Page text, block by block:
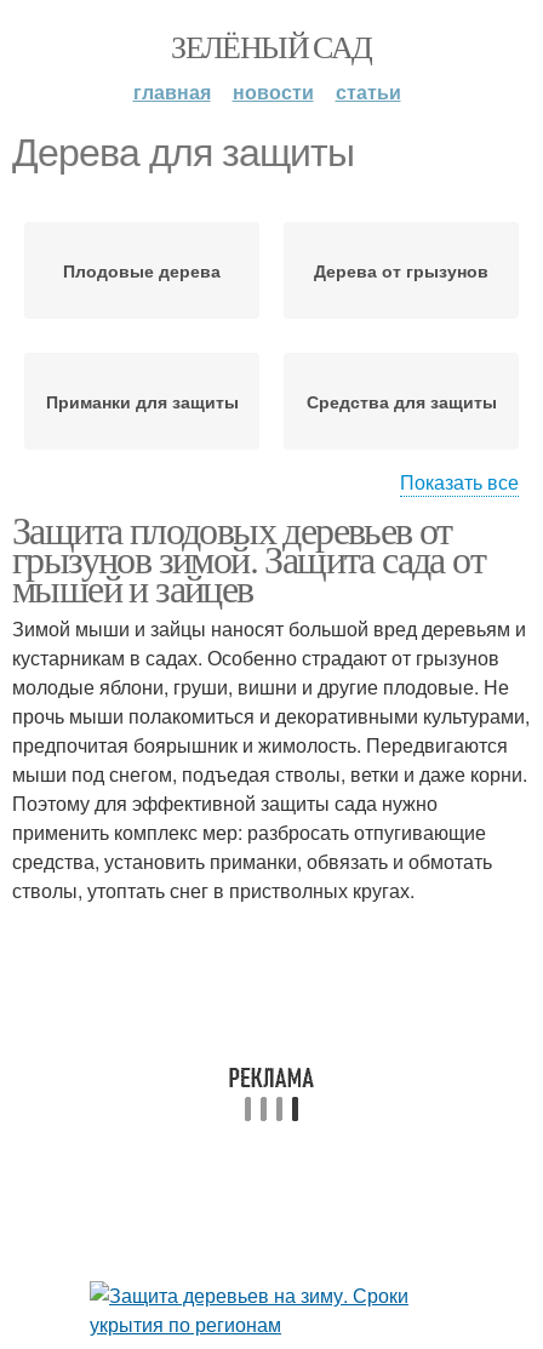
ЗЕЛЁНЫЙ САД
главная новости статьи
Дерева для защиты
Плодовые дерева Дерева от грызунов
Приманки для защиты Средства для защиты
Дерева на зиму Сетка для защиты
Дерева от зайцев
Показать все
Защита плодовых деревьев от
грызунов зимой. Защита сада от
мышей и зайцев
Зимой мыши и зайцы наносят большой вред деревьям и
кустарникам в садах. Особенно страдают от грызунов
молодые яблони, груши, вишни и другие плодовые. Не
прочь мыши полакомиться и декоративными культурами,
предпочитая боярышник и жимолость. Передвигаются
мыши под снегом, подъедая стволы, ветки и даже корни.
Поэтому для эффективной защиты сада нужно
применить комплекс мер: разбросать отпугивающие
средства, установить приманки, обвязать и обмотать
стволы, утоптать снег в пристволных кругах.